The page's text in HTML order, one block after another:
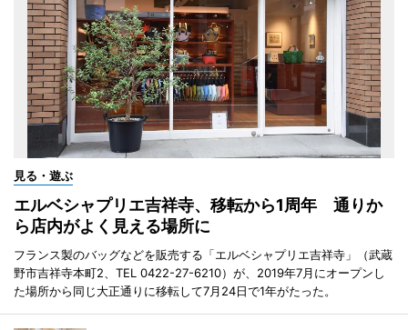
見る・遊ぶ
エルベシャプリエ吉祥寺、移転から1周年 通りか
ら店内がよく見える場所に
フランス製のバッグなどを販売する「エルベシャプリエ吉祥寺」（武蔵
野市吉祥寺本町2、TEL 0422-27-6210）が、2019年7月にオープンし
た場所から同じ大正通りに移転して7月24日で1年がたった。